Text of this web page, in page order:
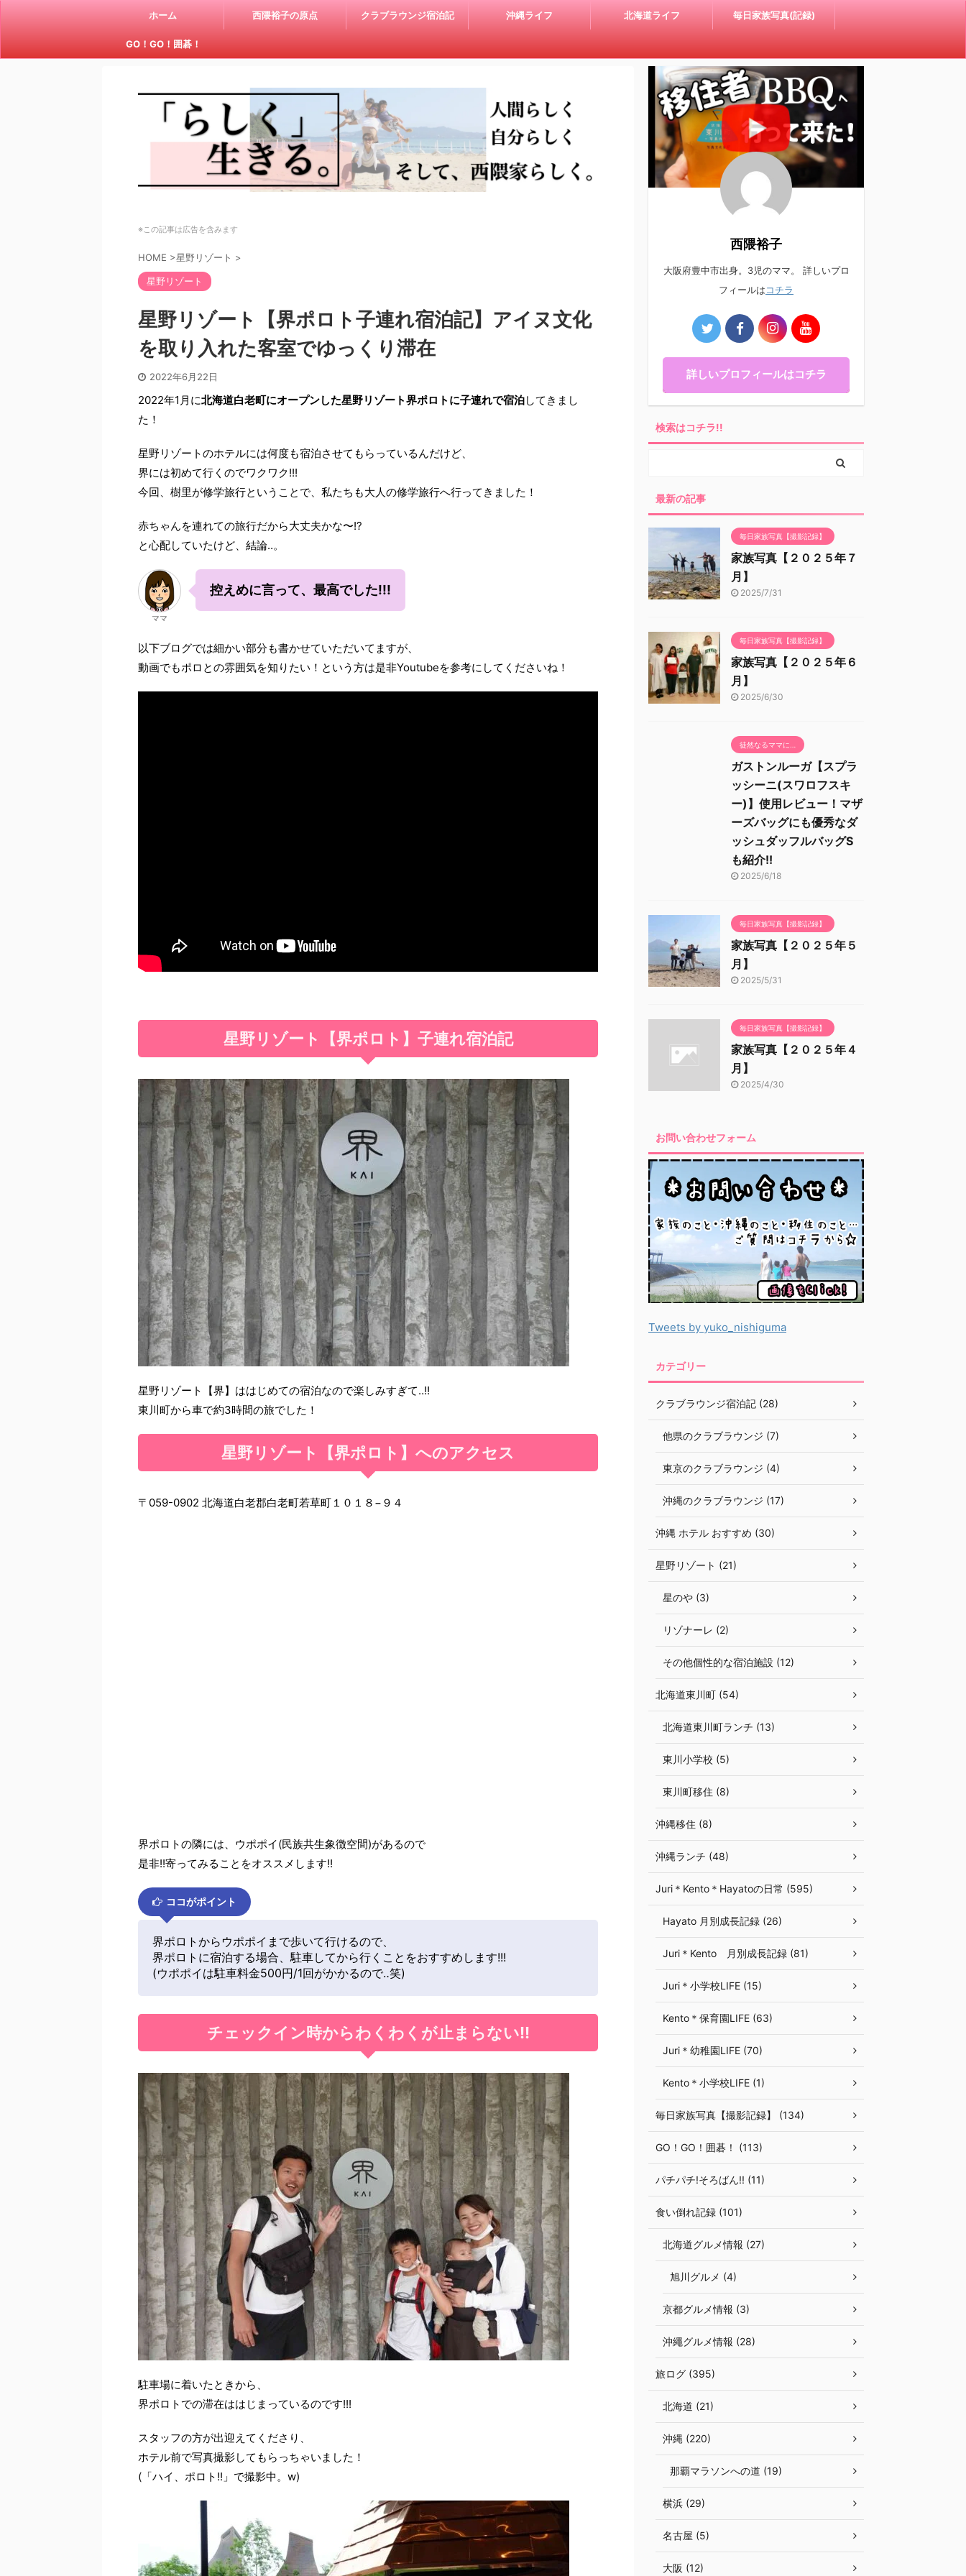
ホーム 西隈裕子の原点 クラブラウンジ宿泊記 沖縄ライフ 北海道ライフ 毎日家族写真(記録)
GO！GO！囲碁！
※この記事は広告を含みます
HOME >星野リゾート >
星野リゾート
星野リゾート【界ポロト子連れ宿泊記】アイヌ文化
を取り入れた客室でゆっくり滞在
2022年6月22日
2022年1月に北海道白老町にオープンした星野リゾート界ポロトに子連れで宿泊してきまし
た！
星野リゾートのホテルには何度も宿泊させてもらっているんだけど、
界には初めて行くのでワクワク!!!
今回、樹里が修学旅行ということで、私たちも大人の修学旅行へ行ってきました！
赤ちゃんを連れての旅行だから大丈夫かな〜!?
と心配していたけど、結論‥。
ママ
控えめに言って、最高でした!!!
以下ブログでは細かい部分も書かせていただいてますが、
動画でもポロとの雰囲気を知りたい！という方は是非Youtubeを参考にしてくださいね！
星野リゾート【界ポロト】子連れ宿泊記
星野リゾート【界】ははじめての宿泊なので楽しみすぎて‥!!
東川町から車で約3時間の旅でした！
星野リゾート【界ポロト】へのアクセス
〒059-0902 北海道白老郡白老町若草町１０１８−９４
界ポロトの隣には、ウポポイ(民族共生象徴空間)があるので
是非!!寄ってみることをオススメします!!
ココがポイント
界ポロトからウポポイまで歩いて行けるので、
界ポロトに宿泊する場合、駐車してから行くことをおすすめします!!!
(ウポポイは駐車料金500円/1回がかかるので‥笑)
チェックイン時からわくわくが止まらない!!
駐車場に着いたときから、
界ポロトでの滞在ははじまっているのです!!!
スタッフの方が出迎えてくださり、
ホテル前で写真撮影してもらっちゃいました！
(「ハイ、ポロト!!」で撮影中。w)
西隈裕子
大阪府豊中市出身。3児のママ。 詳しいプロ
フィールは コチラ
詳しいプロフィールはコチラ
検索はコチラ!!
最新の記事
毎日家族写真【撮影記録】
家族写真【２０２５年７
月】
2025/7/31
毎日家族写真【撮影記録】
家族写真【２０２５年６
月】
2025/6/30
徒然なるママに…
ガストンルーガ【スプラ
ッシーニ(スワロフスキ
ー)】使用レビュー！マザ
ーズバッグにも優秀なダ
ッシュダッフルバッグS
も紹介!!
2025/6/18
毎日家族写真【撮影記録】
家族写真【２０２５年５
月】
2025/5/31
毎日家族写真【撮影記録】
家族写真【２０２５年４
月】
2025/4/30
お問い合わせフォーム
Tweets by yuko_nishiguma
カテゴリー
クラブラウンジ宿泊記 (28)
他県のクラブラウンジ (7)
東京のクラブラウンジ (4)
沖縄のクラブラウンジ (17)
沖縄 ホテル おすすめ (30)
星野リゾート (21)
星のや (3)
リゾナーレ (2)
その他個性的な宿泊施設 (12)
北海道東川町 (54)
北海道東川町ランチ (13)
東川小学校 (5)
東川町移住 (8)
沖縄移住 (8)
沖縄ランチ (48)
Juri＊Kento＊Hayatoの日常 (595)
Hayato 月別成長記録 (26)
Juri＊Kento 月別成長記録 (81)
Juri＊小学校LIFE (15)
Kento＊保育園LIFE (63)
Juri＊幼稚園LIFE (70)
Kento＊小学校LIFE (1)
毎日家族写真【撮影記録】 (134)
GO！GO！囲碁！ (113)
パチパチ!そろばん!! (11)
食い倒れ記録 (101)
北海道グルメ情報 (27)
旭川グルメ (4)
京都グルメ情報 (3)
沖繩グルメ情報 (28)
旅ログ (395)
北海道 (21)
沖縄 (220)
那覇マラソンへの道 (19)
横浜 (29)
名古屋 (5)
大阪 (12)